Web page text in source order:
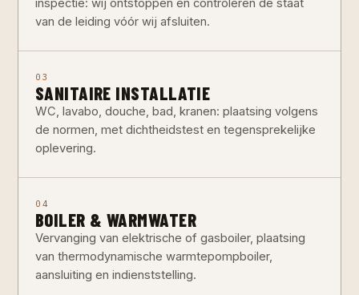
inspectie: wij ontstoppen en controleren de staat
van de leiding vóór wij afsluiten.
03
SANITAIRE INSTALLATIE
WC, lavabo, douche, bad, kranen: plaatsing volgens
de normen, met dichtheidstest en tegensprekelijke
oplevering.
04
BOILER & WARMWATER
Vervanging van elektrische of gasboiler, plaatsing
van thermodynamische warmtepompboiler,
aansluiting en indienststelling.